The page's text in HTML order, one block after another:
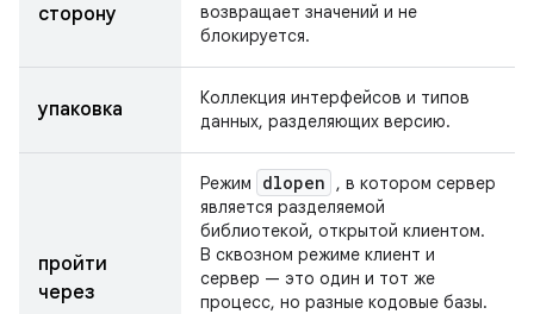
сторону
возвращает значений и не
блокируется.
упаковка
Коллекция интерфейсов и типов
данных, разделяющих версию.
пройти
через
Режим dlopen
, в котором сервер
является разделяемой
библиотекой, открытой клиентом.
В сквозном режиме клиент и
сервер — это один и тот же
процесс, но разные кодовые базы.